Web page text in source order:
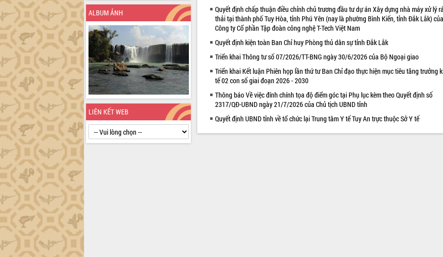
ALBUM ẢNH
LIÊN KẾT WEB
Quyết định chấp thuận điều chỉnh chủ trương đầu tư dự án Xây dựng nhà máy xử lý
thải tại thành phố Tuy Hòa, tỉnh Phú Yên (nay là phường Bình Kiến, tỉnh Đắk Lắk) của
Công ty Cổ phần Tập đoàn công nghệ T-Tech Việt Nam
Quyết định kiện toàn Ban Chỉ huy Phòng thủ dân sự tỉnh Đắk Lắk
Triển khai Thông tư số 07/2026/TT-BNG ngày 30/6/2026 của Bộ Ngoại giao
Triển khai Kết luận Phiên họp lần thứ tư Ban Chỉ đạo thực hiện mục tiêu tăng trưởng
tế 02 con số giai đoạn 2026 - 2030
Thông báo Về việc đính chính tọa độ điểm góc tại Phụ lục kèm theo Quyết định số
2317/QĐ-UBND ngày 21/7/2026 của Chủ tịch UBND tỉnh
Quyết định UBND tỉnh về tổ chức lại Trung tâm Y tế Tuy An trực thuộc Sở Y tế